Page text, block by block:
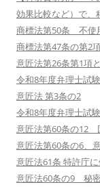
効果比較など）で、
商標法第50条 不使
商標法第47条の第2
意匠法第26条第1項
令和8年度弁理士
意匠法 第3条の2
令和8年度弁理士
意匠法第60条の12
意匠法第60条の6、
意匠法61条 特許庁
意匠法60条の9 秘